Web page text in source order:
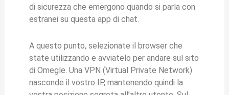
di sicurezza che emergono quando si parla con
estranei su questa app di chat.
A questo punto, selezionate il browser che
state utilizzando e avviatelo per andare sul sito
di Omegle. Una VPN (Virtual Private Network)
nasconde il vostro IP, mantenendo quindi la